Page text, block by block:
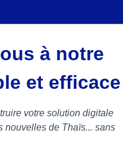
à notre
et efficace
votre solution digitale
nouvelles de Thaïs... sans